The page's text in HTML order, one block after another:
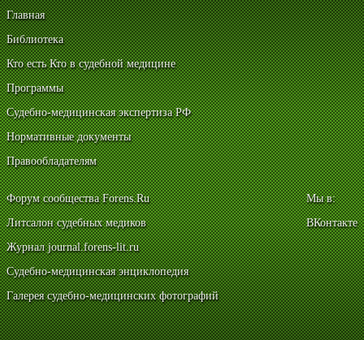
Главная
Библиотека
Кто есть Кто в судебной медицине
Программы
Судебно-медицинская экспертиза РФ
Нормативные документы
Правообладателям
Форум сообщества Forens.Ru
Литсалон судебных медиков
Журнал journal.forens-lit.ru
Судебно-медицинская энциклопедия
Галерея судебно-медицинских фотографий
Мы в:
ВКонтакте